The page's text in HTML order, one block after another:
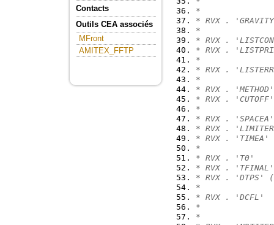
Contacts
Outils CEA associés
MFront
AMITEX_FFTP
*
* RVX .
*
* RVX .
* RVX .
*
* RVX .
*
* RVX .
* RVX .
*
* RVX .
* RVX .
* RVX .
*
* RVX . 'T0'
* RVX .
* RVX . 'DTPS'
*
* RVX .
*
*